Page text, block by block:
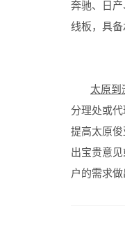
奔驰、日
线板，具
太原到
分理处或
提高太原
出宝贵意
户的需求